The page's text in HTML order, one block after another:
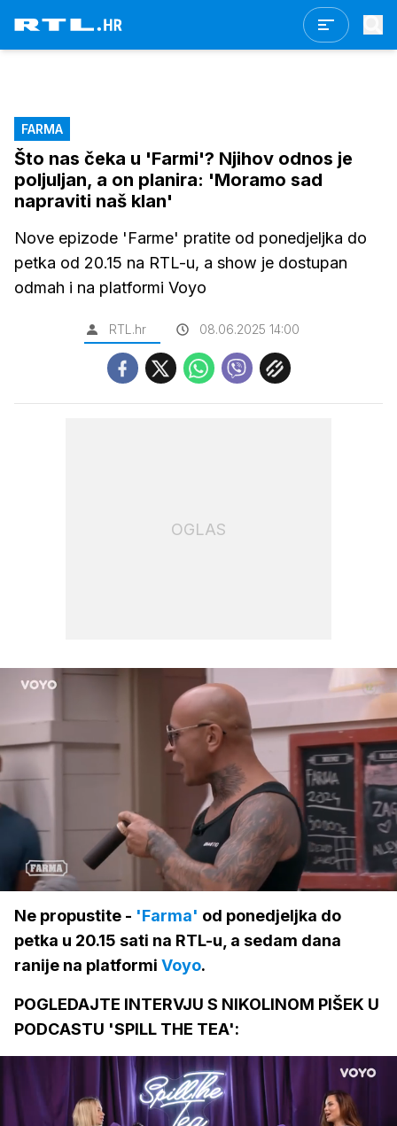
FARMA
Što nas čeka u 'Farmi'? Njihov odnos je
poljuljan, a on planira: 'Moramo sad
napraviti naš klan'
Nove epizode 'Farme' pratite od ponedjeljka do
petka od 20.15 na RTL-u, a show je dostupan
odmah i na platformi Voyo
RTL.hr 08.06.2025 14:00
OGLAS
Upali
zvuk
Loaded:
100.00%
Ne propustite - 'Farma' od ponedjeljka do
petka u 20.15 sati na RTL-u, a sedam dana
ranije na platformi Voyo.
POGLEDAJTE INTERVJU S NIKOLINOM PIŠEK U
PODCASTU 'SPILL THE TEA':